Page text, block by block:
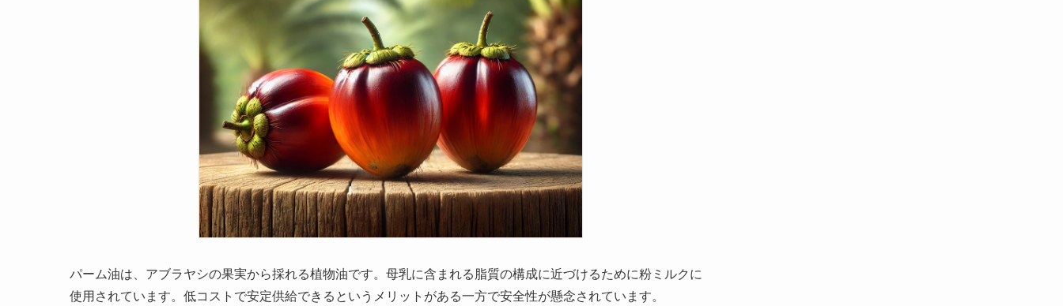
パーム油は、アブラヤシの果実から採れる植物油です。母乳に含まれる脂質の構成に近づけるために粉ミルクに
使用されています。低コストで安定供給できるというメリットがある一方で安全性が懸念されています。